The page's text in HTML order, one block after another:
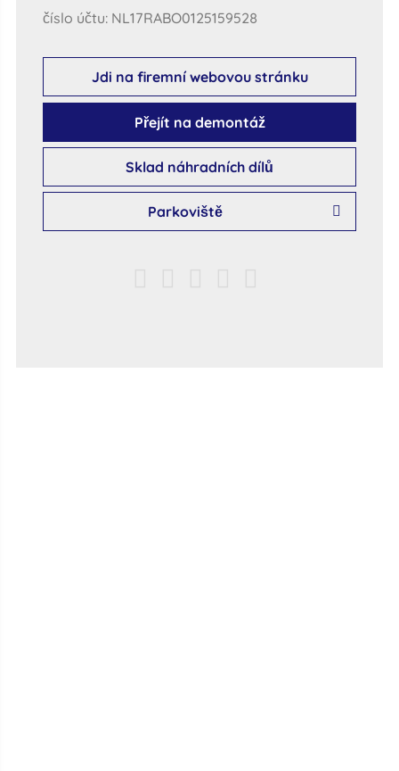
číslo účtu: NL17RABO0125159528
Jdi na firemní webovou stránku
Přejít na demontáž
Sklad náhradních dílů
Parkoviště